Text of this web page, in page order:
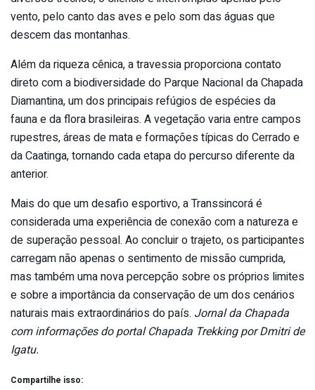
vento, pelo canto das aves e pelo som das águas que
descem das montanhas.
Além da riqueza cênica, a travessia proporciona contato
direto com a biodiversidade do Parque Nacional da Chapada
Diamantina, um dos principais refúgios de espécies da
fauna e da flora brasileiras. A vegetação varia entre campos
rupestres, áreas de mata e formações típicas do Cerrado e
da Caatinga, tornando cada etapa do percurso diferente da
anterior.
Mais do que um desafio esportivo, a Transsincorá é
considerada uma experiência de conexão com a natureza e
de superação pessoal. Ao concluir o trajeto, os participantes
carregam não apenas o sentimento de missão cumprida,
mas também uma nova percepção sobre os próprios limites
e sobre a importância da conservação de um dos cenários
naturais mais extraordinários do país. Jornal da Chapada
com informações do portal Chapada Trekking por Dmitri de
Igatu.
Compartilhe isso: